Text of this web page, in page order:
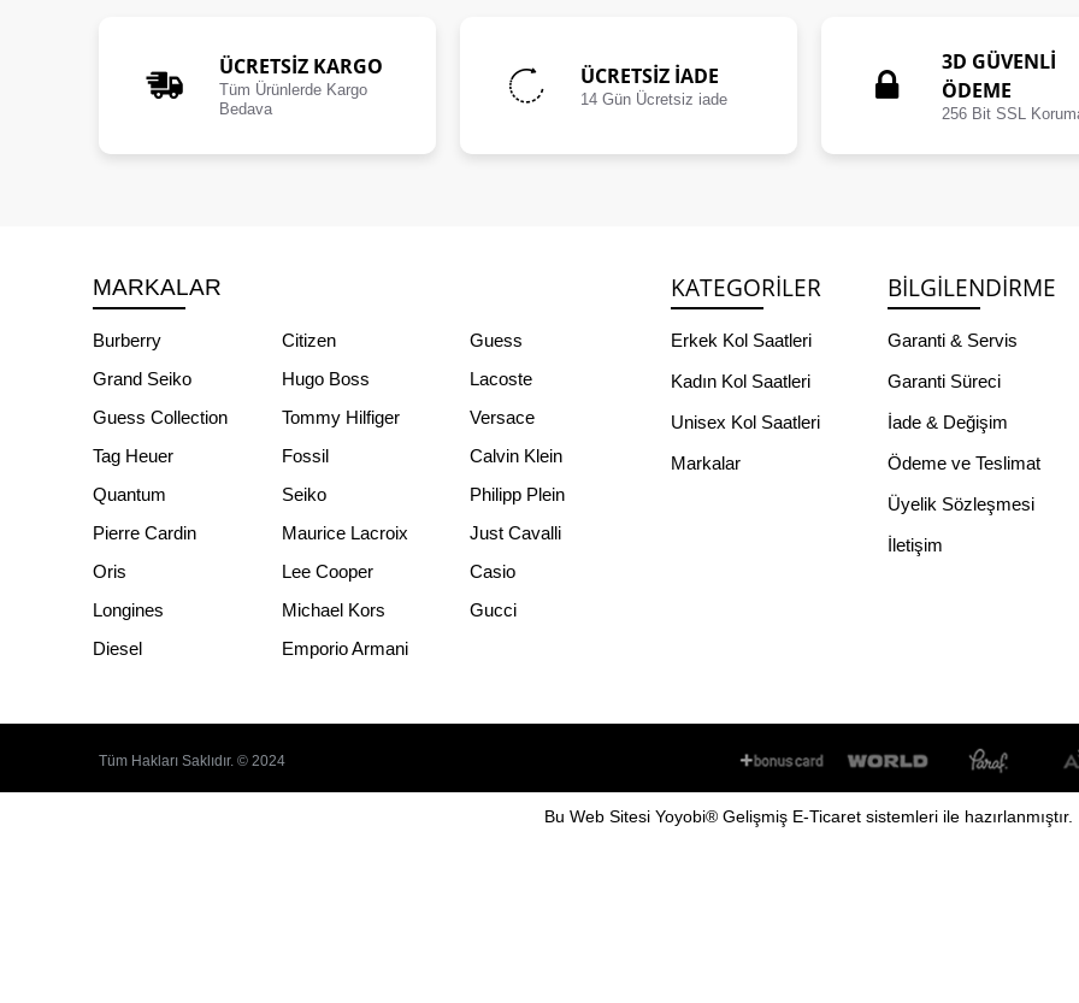
ÜCRETSIZ KARGO
Tüm Ürünlerde Kargo
Bedava
ÜCRETSIZ İADE
14 Gün Ücretsiz iade
3D GÜVENLİ
ÖDEME
256 Bit SSL
MARKALAR
Burberry Citizen
Guess
Grand Seiko
Hugo Boss
Lacoste
Guess Collection
Tommy Hilfiger
Versace
Tag Heuer
Fossil
Calvin Klein
Quantum
Seiko
Philipp Plein
Pierre Cardin
Maurice Lacroix
Just Cavalli
Oris
Lee Cooper
Casio
Longines
Michael Kors
Gucci
Diesel
Emporio Armani
KATEGORILER
Erkek Kol Saatleri
Kadın Kol Saatleri
Unisex Kol Saatleri
Markalar
BILGILENDIRME
Garanti & Servis
Garanti Süreci
İade & Değişim
Ödeme ve Teslimat
Üyelik Sözleşmesi
İletişim
Tüm Hakları Saklıdır. © 2024
BuWeb Sitesi Yoyobi® Gelişmiş E-Ticaret sistemleri ile hazırlanmıştır.